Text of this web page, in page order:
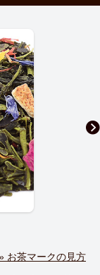
お茶マークの見方